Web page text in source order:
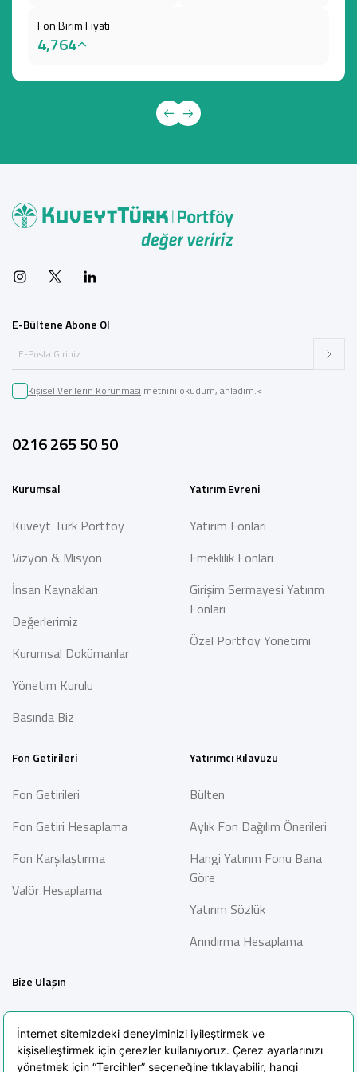
Fon Birim Fiyatı
4,764
E-Bültene Abone Ol
Kişisel Verilerin Korunması metnini okudum, anladım.<
0216 265 50 50
Kurumsal
Kuveyt Türk Portföy
Vizyon & Misyon
İnsan Kaynakları
Değerlerimiz
Kurumsal Dokümanlar
Yönetim Kurulu
Basında Biz
Yatırım Evreni
Yatırım Fonları
Emeklilik Fonları
Girişim Sermayesi Yatırım
Fonları
Özel Portföy Yönetimi
Fon Getirileri
Fon Getirileri
Fon Getiri Hesaplama
Fon Karşılaştırma
Valör Hesaplama
Yatırımcı Kılavuzu
Bülten
Aylık Fon Dağılım Önerileri
Hangi Yatırım Fonu Bana
Göre
Yatırım Sözlük
Arındırma Hesaplama
Bize Ulaşın
İletişim
Bilgi Toplumu Hizmetleri